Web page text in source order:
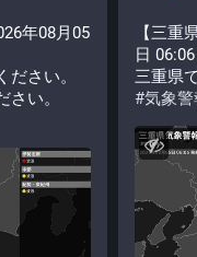
年08月05
さい。
い。
【三重
日 06:06
三重県
#気象